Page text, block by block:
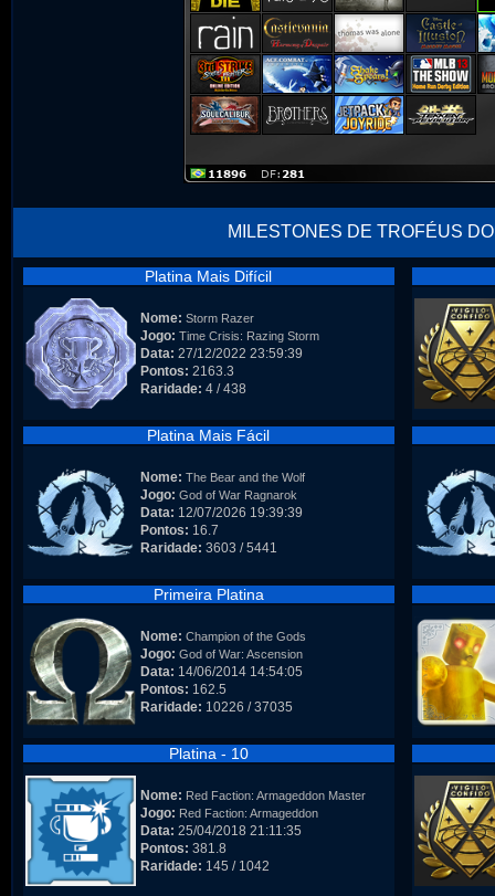
MILESTONES DE TROFÉUS
Platina Mais Difícil
Nome: Storm Razer
Jogo: Time Crisis: Razing Storm
Data: 27/12/2022 23:59:39
Pontos: 2163.3
Raridade: 4 / 438
Platina Mais Fácil
Nome: The Bear and the Wolf
Jogo: God of War Ragnarok
Data: 12/07/2026 19:39:39
Pontos: 16.7
Raridade: 3603 / 5441
Primeira Platina
Nome: Champion of the Gods
Jogo: God of War: Ascension
Data: 14/06/2014 14:54:05
Pontos: 162.5
Raridade: 10226 / 37035
Platina - 10
Nome: Red Faction: Armageddon Master
Jogo: Red Faction: Armageddon
Data: 25/04/2018 21:11:35
Pontos: 381.8
Raridade: 145 / 1042